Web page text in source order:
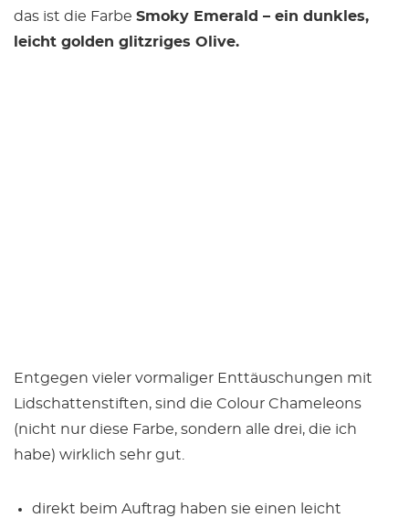
das ist die Farbe Smoky Emerald – ein dunkles,
leicht golden glitzriges Olive.
Entgegen vieler vormaliger Enttäuschungen mit
Lidschattenstiften, sind die Colour Chameleons
(nicht nur diese Farbe, sondern alle drei, die ich
habe) wirklich sehr gut.
direkt beim Auftrag haben sie einen leicht